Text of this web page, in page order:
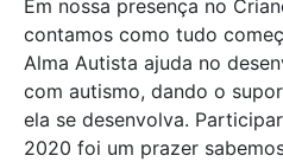
Em nossa presença no
contamos como tudo
Alma Autista ajuda no
com autismo, dando o
ela se desenvolva.
2020 foi um prazer